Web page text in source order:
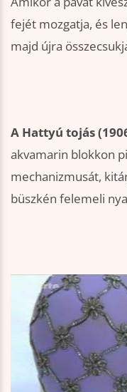
fejét mozgatja, és
majd újra
A Hattyú tojás
akvamarin blokkon
mechanizmusát,
büszkén felemeli